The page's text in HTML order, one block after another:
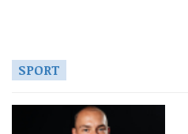
SPORT